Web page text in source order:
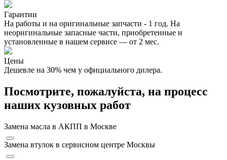
Гарантии
На работы и на оригинальные запчасти - 1 год. На
неоригинальные запасные части, приобретенные и
установленные в нашем сервисе — от 2 мес.
Цены
Дешевле на 30% чем у официального дилера.
Посмотрите, пожалуйста, на процесс
наших кузовных работ
Замена масла в АКПП в Москве
Замена втулок в сервисном центре Москвы